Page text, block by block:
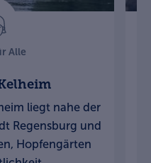
Alle
liegt nahe der
Regensburg und
Hopfengärten